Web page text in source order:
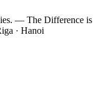
— The Difference is
· Hanoi